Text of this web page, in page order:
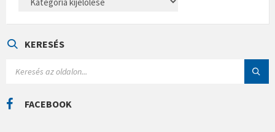
E
Á
KERESÉS
C
H
FACEBOOK